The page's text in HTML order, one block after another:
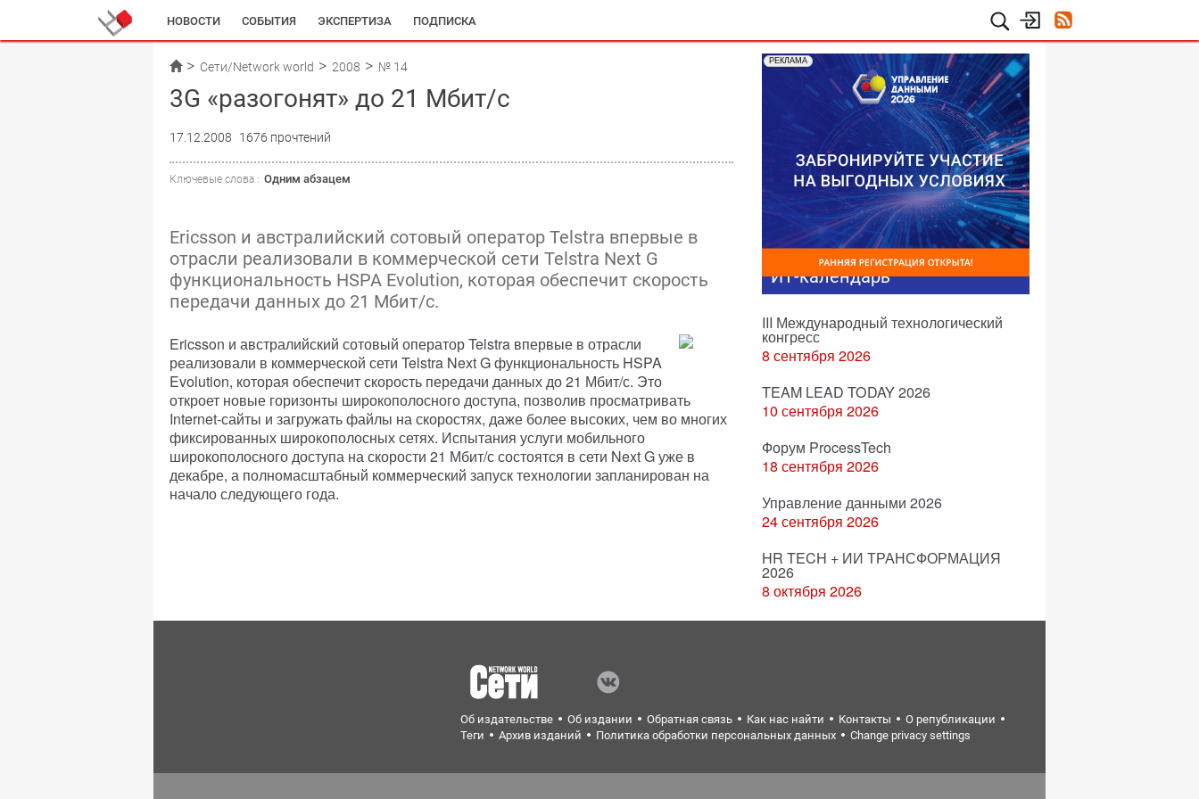
НОВОСТИ СОБЫТИЯ ЭКСПЕРТИЗА ПОДПИСКА
Сети/Network world 2008 № 14
3G «разогонят» до 21 Мбит/с
17.12.2008 1676 прочтений
Ключевые слова : Одним абзацем
Ericsson и австралийский сотовый оператор Telstra впервые в
отрасли реализовали в коммерческой сети Telstra Next G
функциональность HSPA Evolution, которая обеспечит скорость
передачи данных до 21 Мбит/с.
Ericsson и австралийский сотовый оператор Telstra впервые в отрасли
реализовали в коммерческой сети Telstra Next G функциональность HSPA
Evolution, которая обеспечит скорость передачи данных до 21 Мбит/с. Это
откроет новые горизонты широкополосного доступа, позволив просматривать
Internet-сайты и загружать файлы на скоростях, даже более высоких, чем во многих
фиксированных широкополосных сетях. Испытания услуги мобильного
широкополосного доступа на скорости 21 Мбит/с состоятся в сети Next G уже в
декабре, а полномасштабный коммерческий запуск технологии запланирован на
начало следующего года.
РЕКЛАМА
ИТ-календарь
III Международный технологический
конгресс
8 сентября 2026
TEAM LEAD TODAY 2026
10 сентября 2026
Форум ProcessTech
18 сентября 2026
Управление данными 2026
24 сентября 2026
HR TECH + ИИ ТРАНСФОРМАЦИЯ
2026
8 октября 2026
Об издательстве Об издании Обратная связь Как нас найти Контакты
О републикации
Теги
Архив изданий Политика обработки персональных данных Change privacy settings